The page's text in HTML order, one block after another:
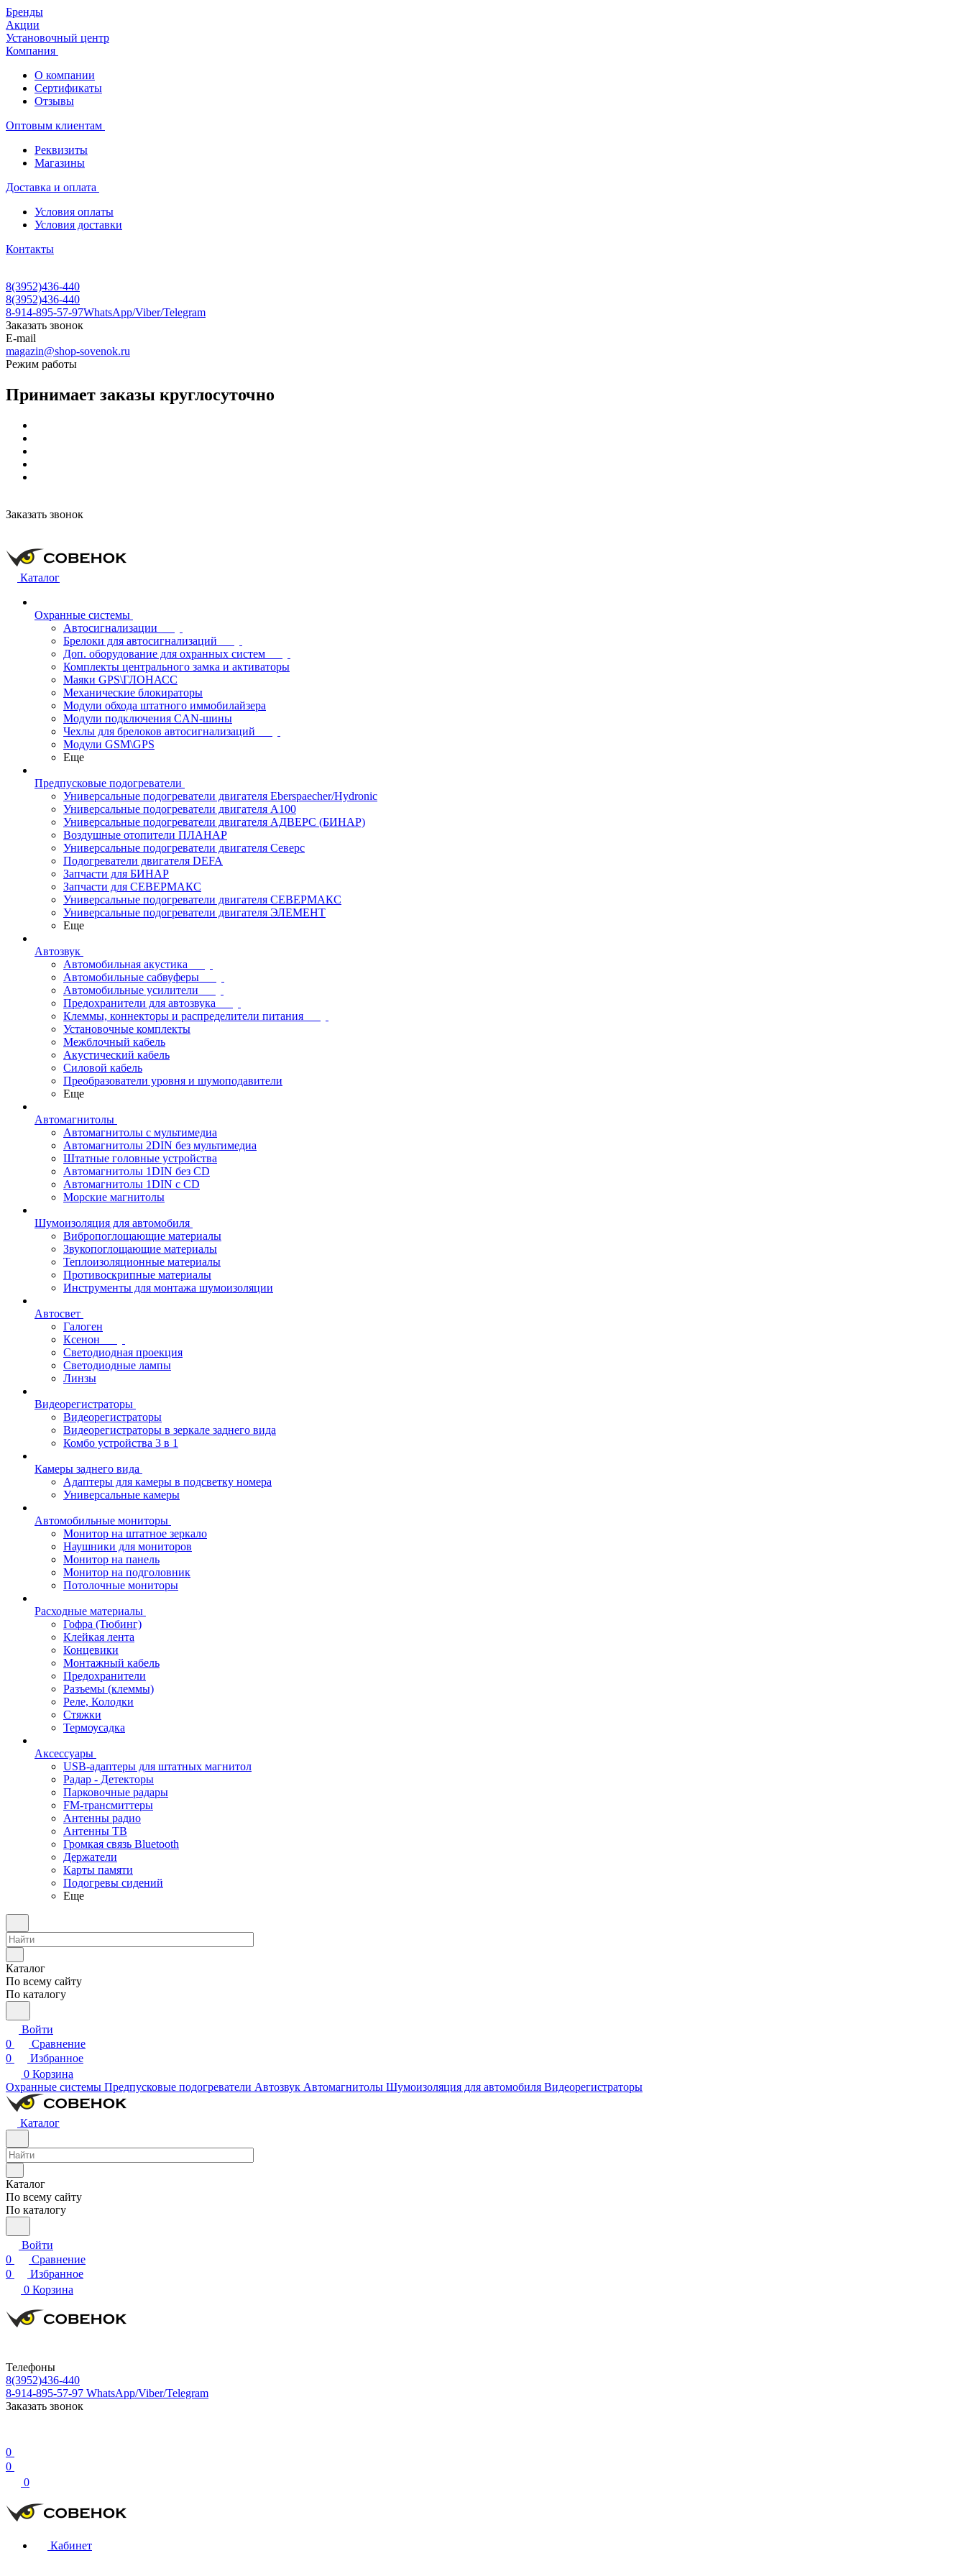
Бренды
Акции
Установочный центр
Компания
О компании
Сертификаты
Отзывы
Оптовым клиентам
Реквизиты
Магазины
Доставка и оплата
Условия оплаты
Условия доставки
Контакты
8(3952)436-440
8(3952)436-440
8-914-895-57-97WhatsApp/Viber/Telegram
Заказать звонок
E-mail
magazin@shop-sovenok.ru
Режим работы
Принимает заказы круглосуточно
Заказать звонок
Каталог
Охранные системы
Автосигнализации
Брелоки для автосигнализаций
Доп. оборудование для охранных систем
Комплекты центрального замка и активаторы
Маяки GPS\ГЛОНАСС
Механические блокираторы
Модули обхода штатного иммобилайзера
Модули подключения CAN-шины
Чехлы для брелоков автосигнализаций
Модули GSM\GPS
Еще
Предпусковые подогреватели
Универсальные подогреватели двигателя Eberspaecher/Hydronic
Универсальные подогреватели двигателя A100
Универсальные подогреватели двигателя АДВЕРС (БИНАР)
Воздушные отопители ПЛАНАР
Универсальные подогреватели двигателя Северс
Подогреватели двигателя DEFA
Запчасти для БИНАР
Запчасти для СЕВЕРМАКС
Универсальные подогреватели двигателя СЕВЕРМАКС
Универсальные подогреватели двигателя ЭЛЕМЕНТ
Еще
Автозвук
Автомобильная акустика
Автомобильные сабвуферы
Автомобильные усилители
Предохранители для автозвука
Клеммы, коннекторы и распределители питания
Установочные комплекты
Межблочный кабель
Акустический кабель
Силовой кабель
Преобразователи уровня и шумоподавители
Еще
Автомагнитолы
Автомагнитолы с мультимедиа
Автомагнитолы 2DIN без мультимедиа
Штатные головные устройства
Автомагнитолы 1DIN без CD
Автомагнитолы 1DIN с CD
Морские магнитолы
Шумоизоляция для автомобиля
Вибропоглощающие материалы
Звукопоглощающие материалы
Теплоизоляционные материалы
Противоскрипные материалы
Инструменты для монтажа шумоизоляции
Автосвет
Галоген
Ксенон
Светодиодная проекция
Светодиодные лампы
Линзы
Видеорегистраторы
Видеорегистраторы
Видеорегистраторы в зеркале заднего вида
Комбо устройства 3 в 1
Камеры заднего вида
Адаптеры для камеры в подсветку номера
Универсальные камеры
Автомобильные мониторы
Монитор на штатное зеркало
Наушники для мониторов
Монитор на панель
Монитор на подголовник
Потолочные мониторы
Расходные материалы
Гофра (Тюбинг)
Клейкая лента
Концевики
Монтажный кабель
Предохранители
Разъемы (клеммы)
Реле, Колодки
Стяжки
Термоусадка
Аксессуары
USB-адаптеры для штатных магнитол
Радар - Детекторы
Парковочные радары
FM-трансмиттеры
Антенны радио
Антенны ТВ
Громкая связь Bluetooth
Держатели
Карты памяти
Подогревы сидений
Еще
Каталог
По всему сайту
По каталогу
Войти
0
Сравнение
0
Избранное
0 Корзина
Охранные системы Предпусковые подогреватели Автозвук Автомагнитолы Шумоизоляция для автомобиля Видеорегистраторы
Каталог
Каталог
По всему сайту
По каталогу
Войти
0
Сравнение
0
Избранное
0 Корзина
Телефоны
8(3952)436-440
8-914-895-57-97 WhatsApp/Viber/Telegram
Заказать звонок
0
0
0
Кабинет